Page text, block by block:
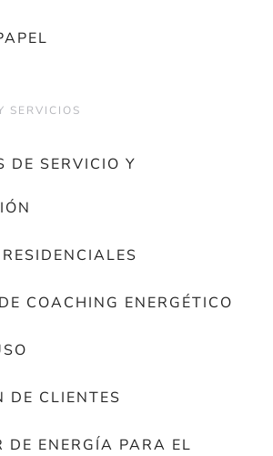
SERVICIOS
DE SERVICIO Y
COACHING ENERGÉTICO
DE CLIENTES
DE ENERGÍA PARA EL